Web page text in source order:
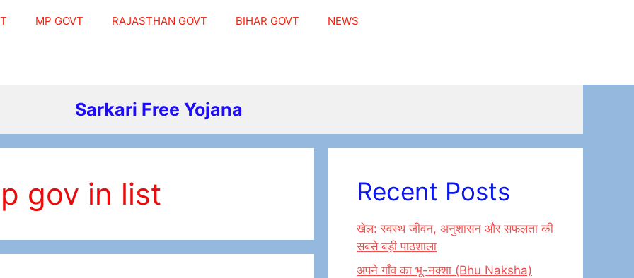
MP GOVT RAJASTHAN GOVT BIHAR GOVT NEWS
Sarkari Free Yojana
gov in list Recent Posts
खेल: स्वस्थ जीवन, अनुशासन और सफलता की
सबसे बड़ी पाठशाला
अपने गाँव का भू-नक्शा (Bhu Naksha)